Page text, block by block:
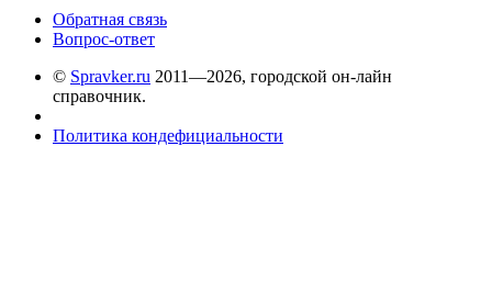
Обратная связь
Вопрос-ответ
© Spravker.ru 2011—2026, городской он-лайн
справочник.
Политика кондефициальности